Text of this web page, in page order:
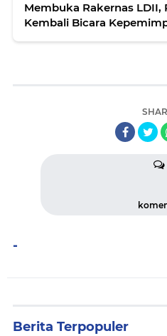
Membuka Rakernas LDII,
Kembali Bicara
-
Berita Terpopuler